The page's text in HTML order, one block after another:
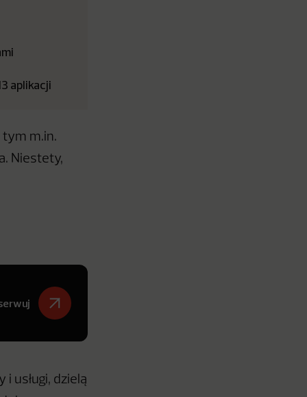
aplikacji
tym m.in.
Niestety,
usługi, dzielą